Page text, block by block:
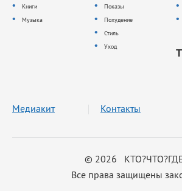
Книги
Музыка
Показы
Похудение
Стиль
Уход
© 2026
Все права защищены
Медиакит Контакты